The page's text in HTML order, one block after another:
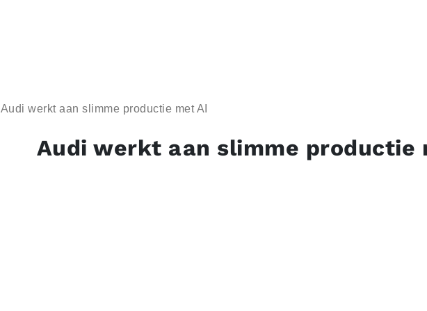
Audi werkt aan slimme productie met AI
Audi werkt aan slimme productie